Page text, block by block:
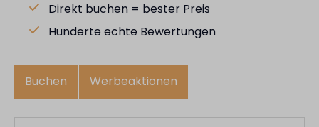
Direkt buchen = bester Preis
Hunderte echte Bewertungen
Buchen Werbeaktionen